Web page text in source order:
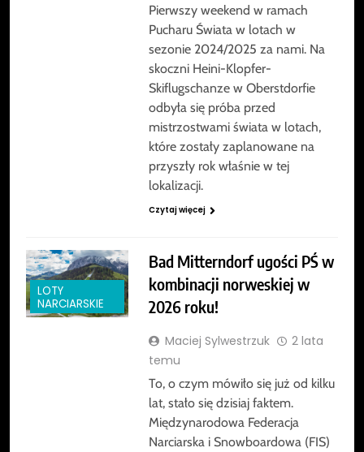
Pierwszy weekend w ramach
Pucharu Świata w lotach w
sezonie 2024/2025 za nami. Na
skoczni Heini-Klopfer-
Skiflugschanze w Oberstdorfie
odbyła się próba przed
mistrzostwami świata w lotach,
które zostały zaplanowane na
przyszły rok właśnie w tej
lokalizacji.
Czytaj więcej
LOTY
NARCIARSKIE
Bad Mitterndorf ugości PŚ w
kombinacji norweskiej w
2026 roku!
Maciej Sylwestrzuk
2 lata
temu
To, o czym mówiło się już od kilku
lat, stało się dzisiaj faktem.
Międzynarodowa Federacja
Narciarska i Snowboardowa (FIS)